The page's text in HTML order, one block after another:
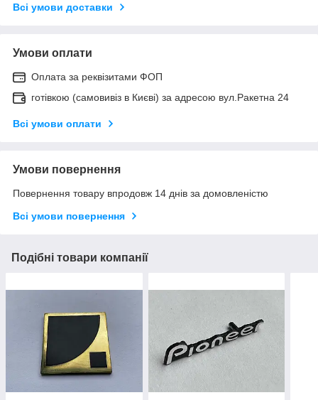
Всі умови доставки
Умови оплати
Оплата за реквізитами ФОП
готівкою (самовивіз в Києві) за адресою вул.Ракетна 24
Всі умови оплати
Умови повернення
Повернення товару впродовж 14 днів за домовленістю
Всі умови повернення
Подібні товари компанії